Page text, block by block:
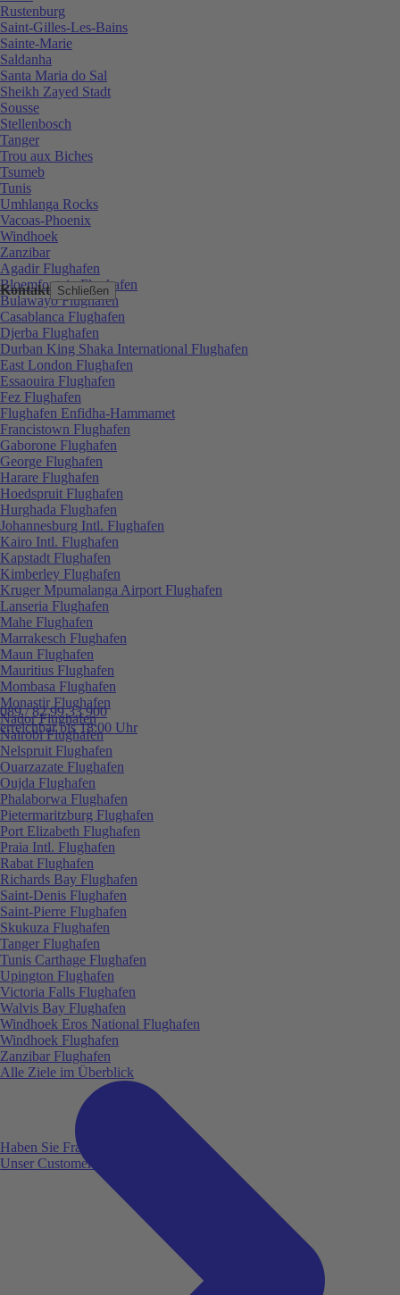
Kontakt Schließen
089 / 82 99 33 900
erreichbar bis 18:00 Uhr
Haben Sie Fragen?
Unser Customer Service ist für Sie da!
Rustenburg
Saint-Gilles-Les-Bains
Sainte-Marie
Saldanha
Santa Maria do Sal
Sheikh Zayed Stadt
Sousse
Stellenbosch
Tanger
Trou aux Biches
Tsumeb
Tunis
Umhlanga Rocks
Vacoas-Phoenix
Windhoek
Zanzibar
Agadir Flughafen
Bloemfontein Flughafen
Bulawayo Flughafen
Casablanca Flughafen
Djerba Flughafen
Durban King Shaka International Flughafen
East London Flughafen
Essaouira Flughafen
Fez Flughafen
Flughafen Enfidha-Hammamet
Francistown Flughafen
Gaborone Flughafen
George Flughafen
Harare Flughafen
Hoedspruit Flughafen
Hurghada Flughafen
Johannesburg Intl. Flughafen
Kairo Intl. Flughafen
Kapstadt Flughafen
Kimberley Flughafen
Kruger Mpumalanga Airport Flughafen
Lanseria Flughafen
Mahe Flughafen
Marrakesch Flughafen
Maun Flughafen
Mauritius Flughafen
Mombasa Flughafen
Monastir Flughafen
Nador Flughafen
Nairobi Flughafen
Nelspruit Flughafen
Ouarzazate Flughafen
Oujda Flughafen
Phalaborwa Flughafen
Pietermaritzburg Flughafen
Port Elizabeth Flughafen
Praia Intl. Flughafen
Rabat Flughafen
Richards Bay Flughafen
Saint-Denis Flughafen
Saint-Pierre Flughafen
Skukuza Flughafen
Tanger Flughafen
Tunis Carthage Flughafen
Upington Flughafen
Victoria Falls Flughafen
Walvis Bay Flughafen
Windhoek Eros National Flughafen
Windhoek Flughafen
Zanzibar Flughafen
Alle Ziele im Überblick